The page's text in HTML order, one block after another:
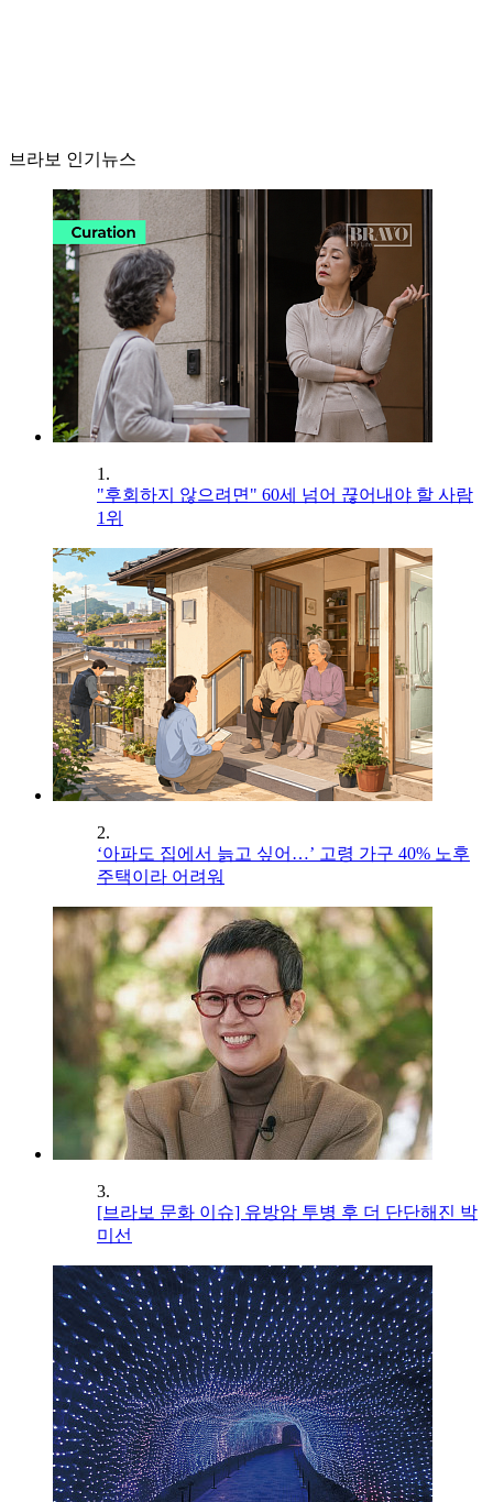
브라보 인기뉴스
1.
"후회하지 않으려면" 60세 넘어 끊어내야 할 사람
1위
2.
‘아파도 집에서 늙고 싶어…’ 고령 가구 40% 노후
주택이라 어려워
3.
[브라보 문화 이슈] 유방암 투병 후 더 단단해진 박
미선